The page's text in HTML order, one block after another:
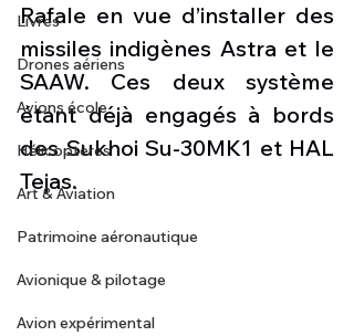
Livres
Drones aériens
Avions école
Hélicoptères
Art & Aviation
Patrimoine aéronautique
Avionique & pilotage
Avion expérimental
Rafale en vue d’installer des
missiles indigènes Astra et le
SAAW. Ces deux système
étant déjà engagés à bords
des Sukhoi Su-30MK1 et HAL
Tejas.